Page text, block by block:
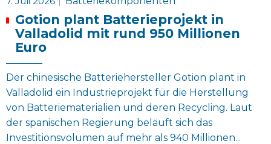
Gotion plant Batterieprojekt in
Valladolid mit rund 950 Millionen
Euro
Der chinesische Batteriehersteller Gotion plant in
Valladolid ein Industrieprojekt für die Herstellung
von Batteriematerialien und deren Recycling. Laut
der spanischen Regierung beläuft sich das
Investitionsvolumen auf mehr als 940 Millionen...